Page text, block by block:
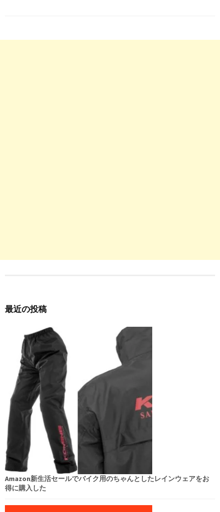
最近の投稿
Amazon新生活セールでバイク用のちゃんとしたレインウェアをお
得に購入した